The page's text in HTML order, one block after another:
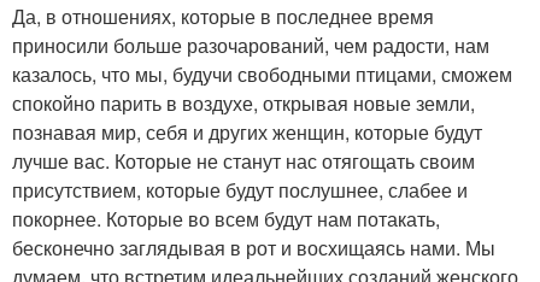
Да, в отношениях, которые в последнее время
приносили больше разочарований, чем радости, нам
казалось, что мы, будучи свободными птицами, сможем
спокойно парить в воздухе, открывая новые земли,
познавая мир, себя и других женщин, которые будут
лучше вас. Которые не станут нас отягощать своим
присутствием, которые будут послушнее, слабее и
покорнее. Которые во всем будут нам потакать,
бесконечно заглядывая в рот и восхищаясь нами. Мы
думаем, что встретим идеальнейших созданий женского